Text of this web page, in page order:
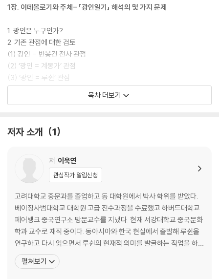
1장. 이데올로기와 주체- 「광인일기」 해석의 몇 가지 문제
1. 광인은 누구인가?
2. 기존 관점에 대한 검토
(1) 광인 = 반봉건 전사 관점
(2) ‘광인 = 계몽가’ 관점
(3) ‘광인 = 루쉰’ 관점
3. ‘이데올로기와 주체’의 문제를 중심으로 한 해석
(3) 두 세계의 대립과 절망
2장. 숨은 신의 현실과 기억의 서사 - 「고향(故鄕)」의 경우
1. 「고향」 해석을 둘러싼 몇 가지 문제
2. 두 개의 고향
3. 숨은 신의 현실과 기억의 의미
4. 소설 「고향」의 매력
3장. 시대와 정전 - 「아Q정전」의 경우
목차 더보기
저자 소개 1
저 이욱연
관심작가 알림신청
고려대학교 중문과를 졸업하고 동 대학원에서 박사 학위를 받았다.
베이징사범대학교 대학원 고급 진수과정을 수료했고 하버드대학교
페어뱅크 중국연구소 방문교수를 지냈다. 현재 서강대학교 중국문화
학과 교수로 재직 중이다. 동아시아와 한국 현실에서 출발해 루쉰을
연구하고 다시 읽으면서 루쉰의 현재적 의미를 발굴하는 작업을 하는
한편, 루쉰 소설과 산문을 꾸준히 번역해왔다. 최근에는 청년들과 함
께 루쉰을 읽으면서 한국 사회의 오늘과 내일을 고민하고 있다. 우리
펼쳐보기